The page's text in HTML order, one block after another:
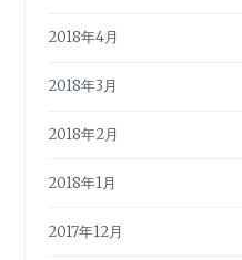
2018年4月
2018年3月
2018年2月
2018年1月
2017年12月